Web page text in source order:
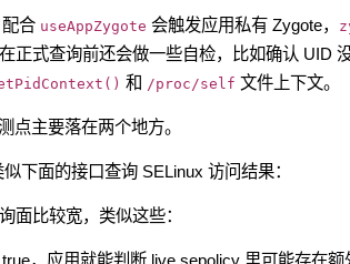
配合 useAppZygote 会触发应用私有 Zygote，
正式查询前还会做一些自检，比如确认 UID
和 /proc/self 文件上下文。
点主要落在两个地方。
下面的接口查询 SELinux 访问结果：
面比较宽，类似这些：
，应用就能判断 live sepolicy 里可能存在额